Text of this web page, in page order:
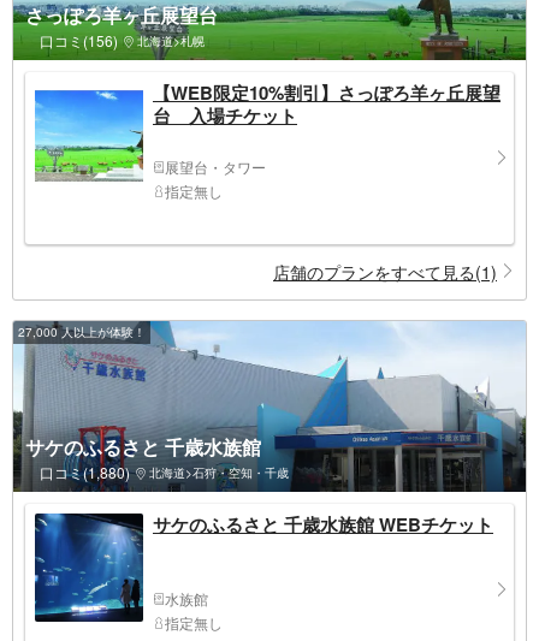
さっぽろ羊ヶ丘展望台
口コミ(156) 北海道>札幌
【WEB限定10%割引】さっぽろ羊ヶ丘展望
台 入場チケット
展望台・タワー
指定無し
店舗のプランをすべて見る(1)
27,000 人以上が体験！
サケのふるさと 千歳水族館
口コミ(1,880) 北海道>石狩・空知・千歳
サケのふるさと 千歳水族館 WEBチケット
水族館
指定無し